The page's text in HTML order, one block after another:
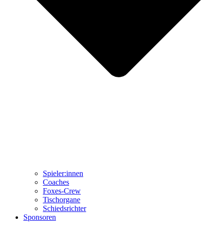
Spieler:innen
Coaches
Foxes-Crew
Tischorgane
Schiedsrichter
Sponsoren